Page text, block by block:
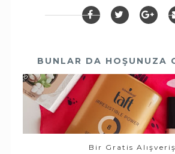
BUNLAR DA HOŞUNUZA
Bir Gratis